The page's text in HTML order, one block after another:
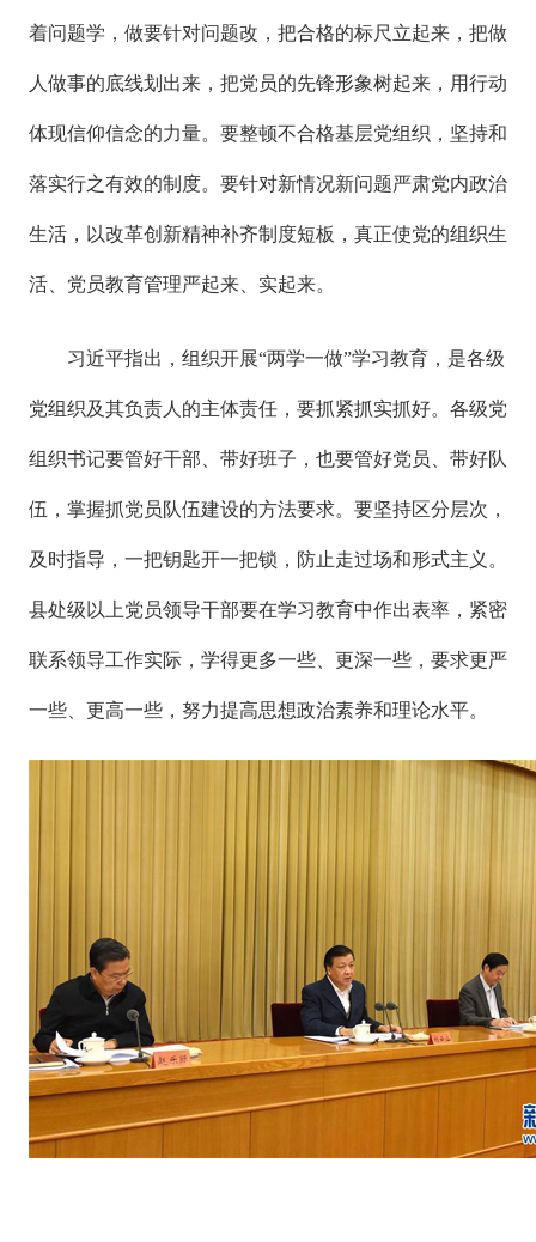
着问题学，做要针对问题改，把合格的标尺立起来，把做
人做事的底线划出来，把党员的先锋形象树起来，用行动
体现信仰信念的力量。要整顿不合格基层党组织，坚持和
落实行之有效的制度。要针对新情况新问题严肃党内政治
生活，以改革创新精神补齐制度短板，真正使党的组织生
活、党员教育管理严起来、实起来。
习近平指出，组织开展“两学一做”学习教育，是各级
党组织及其负责人的主体责任，要抓紧抓实抓好。各级党
组织书记要管好干部、带好班子，也要管好党员、带好队
伍，掌握抓党员队伍建设的方法要求。要坚持区分层次，
及时指导，一把钥匙开一把锁，防止走过场和形式主义。
县处级以上党员领导干部要在学习教育中作出表率，紧密
联系领导工作实际，学得更多一些、更深一些，要求更严
一些、更高一些，努力提高思想政治素养和理论水平。